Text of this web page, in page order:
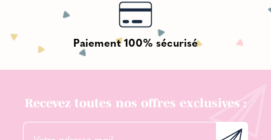
Paiement 100% sécurisé
Recevez toutes nos offres exclusives :